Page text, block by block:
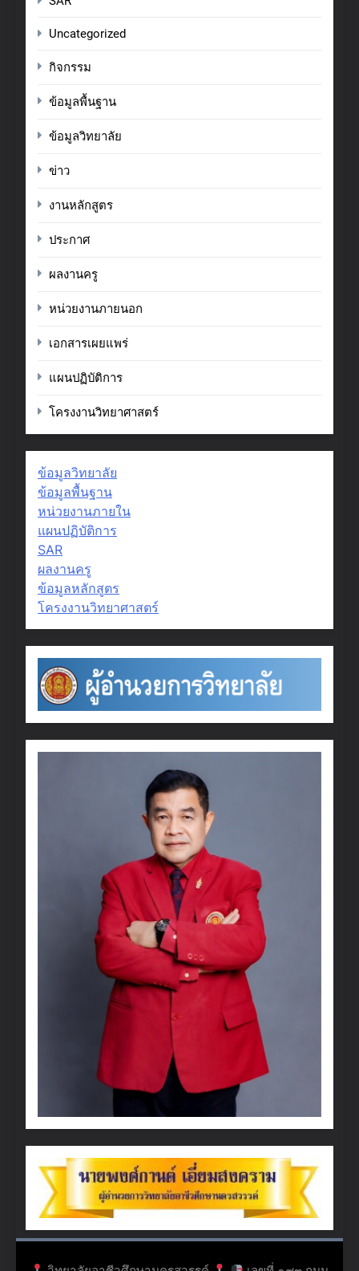
Uncategorized
กิจกรรม
ข้อมูลพื้นฐาน
ข้อมูลวิทยาลัย
ข่าว
งานหลักสูตร
ประกาศ
ผลงานครู
หน่วยงานภายนอก
เอกสารเผยแพร่
แผนปฏิบัติการ
โครงงานวิทยาศาสตร์
ข้อมูลวิทยาลัย
ข้อมูลพื้นฐาน
หน่วยงานภายใน
แผนปฏิบัติการ
SAR
ผลงานครู
ข้อมูลหลักสูตร
โครงงานวิทยาศาสตร์